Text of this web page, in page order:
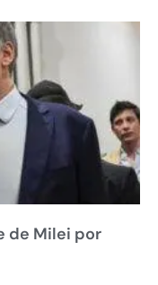
de Milei por